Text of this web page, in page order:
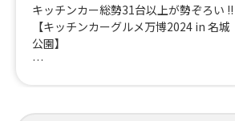
キッチンカー総勢31台以上が勢ぞろい !!
【キッチンカーグルメ万博2024 in 名城
公園】
その他イベントも盛りだくさん✨